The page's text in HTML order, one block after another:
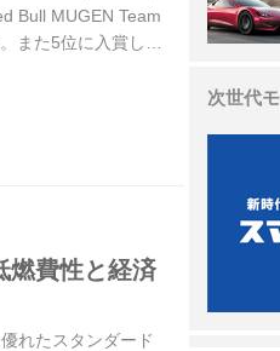
Bull MUGEN Team
また5位に入賞した
ンを獲得した。
燃費性と経済
れたスタンダード
次世代